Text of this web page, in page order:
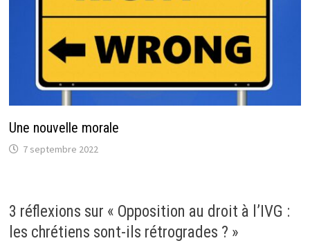
Une nouvelle morale
7 septembre 2022
3 réflexions sur « Opposition au droit à l’IVG :
les chrétiens sont-ils rétrogrades ? »